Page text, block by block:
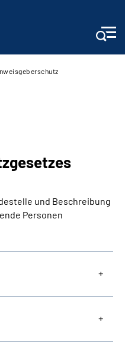
und Beschreibung
Personen